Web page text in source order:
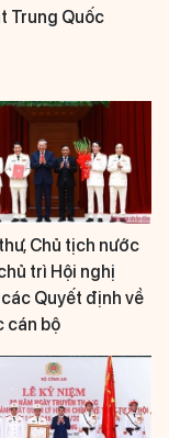
Trung Quốc
Chủ tịch nước
trì Hội nghị
Quyết định về
cán bộ